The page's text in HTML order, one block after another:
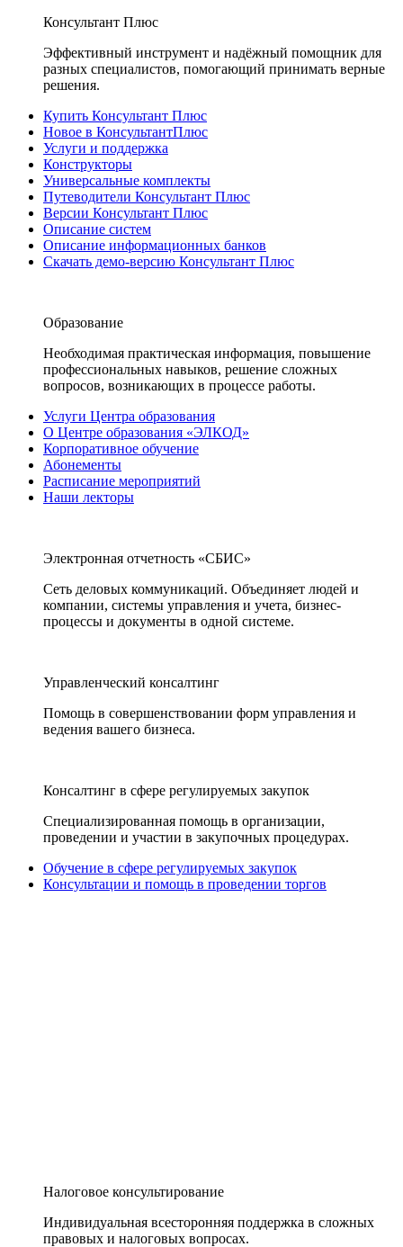
Консультант Плюс
Эффективный инструмент и надёжный помощник для
разных специалистов, помогающий принимать верные
решения.
Купить Консультант Плюс
Новое в КонсультантПлюс
Услуги и поддержка
Конструкторы
Универсальные комплекты
Путеводители Консультант Плюс
Версии Консультант Плюс
Описание систем
Описание информационных банков
Скачать демо-версию Консультант Плюс
Образование
Необходимая практическая информация, повышение
профессиональных навыков, решение сложных
вопросов, возникающих в процессе работы.
Услуги Центра образования
О Центре образования «ЭЛКОД»
Корпоративное обучение
Абонементы
Расписание мероприятий
Наши лекторы
Электронная отчетность «СБИС»
Сеть деловых коммуникаций. Объединяет людей и
компании, системы управления и учета, бизнес-
процессы и документы в одной системе.
Управленческий консалтинг
Помощь в совершенствовании форм управления и
ведения вашего бизнеса.
Консалтинг в сфере регулируемых закупок
Специализированная помощь в организации,
проведении и участии в закупочных процедурах.
Обучение в сфере регулируемых закупок
Консультации и помощь в проведении торгов
Налоговое консультирование
Индивидуальная всесторонняя поддержка в сложных
правовых и налоговых вопросах.